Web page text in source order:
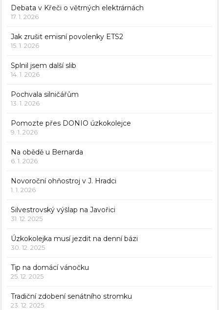
Debata v Křeči o větrných elektrárnách
17. 1. 2026
Jak zrušit emisní povolenky ETS2
15. 1. 2026
Splnil jsem další slib
14. 1. 2026
Pochvala silničářům
13. 1. 2026
Pomozte přes DONIO úzkokolejce
9. 1. 2026
Na obědě u Bernarda
6. 1. 2026
Novoroční ohňostroj v J. Hradci
1. 1. 2026
Silvestrovský výšlap na Javořici
31. 12. 2025
Úzkokolejka musí jezdit na denní bázi
30. 12. 2025
Tip na domácí vánočku
25. 12. 2025
Tradiční zdobení senátního stromku
23. 12. 2025